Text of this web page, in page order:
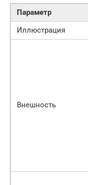
Параметр
Иллюстрация
Внешность